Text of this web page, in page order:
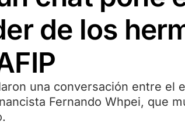
de los
una conversación entre el
Fernando Whpei, que